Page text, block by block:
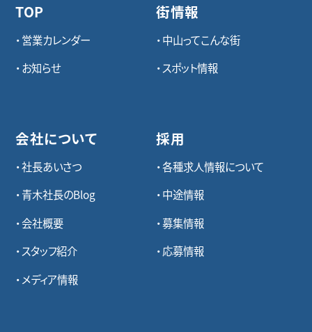
TOP
営業カレンダー
お知らせ
会社について
社長あいさつ
青木社長のBlog
会社概要
スタッフ紹介
メディア情報
街情報
中山ってこんな街
スポット情報
採用
各種求⼈情報について
中途情報
募集情報
応募情報